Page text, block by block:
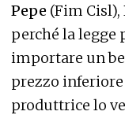
Pepe (Fim Cisl),
perché la legge
importare un
prezzo
produttrice lo